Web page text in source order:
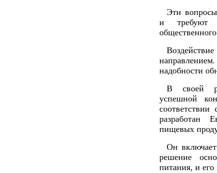
Эти
и требуют
надобности
В своей
успешной
разработан
пищевых
Он
решение
питания, и его